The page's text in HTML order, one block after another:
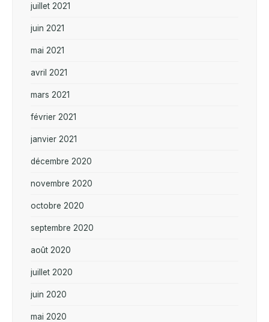
juillet 2021
juin 2021
mai 2021
avril 2021
mars 2021
février 2021
janvier 2021
décembre 2020
novembre 2020
octobre 2020
septembre 2020
août 2020
juillet 2020
juin 2020
mai 2020